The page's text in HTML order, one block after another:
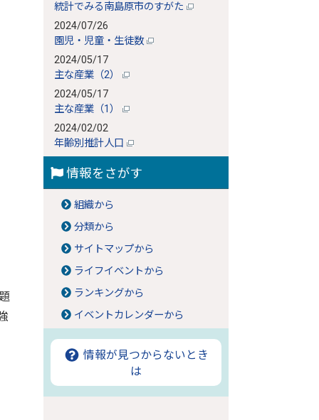
統計でみる南島原市のすがた
2024/07/26
園児・児童・生徒数
2024/05/17
主な産業（2）
2024/05/17
主な産業（1）
2024/02/02
年齢別推計人口
情報をさがす
組織から
分類から
サイトマップから
ライフイベントから
ランキングから
イベントカレンダーから
情報が見つからないとき
は